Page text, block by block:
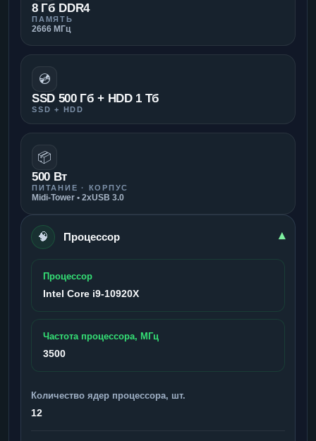
8 Гб DDR4
ПАМЯТЬ
2666 МГц
💿
SSD 500 Гб + HDD 1 Тб
SSD + HDD
📦
500 Вт
ПИТАНИЕ · КОРПУС
Midi-Tower • 2xUSB 3.0
🧠 Процессор ▾
Процессор
Intel Core i9-10920X
Частота процессора, МГц
3500
Количество ядер процессора, шт.
12